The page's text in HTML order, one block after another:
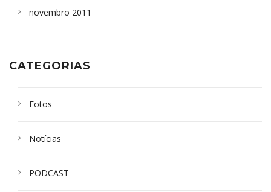
novembro 2011
CATEGORIAS
Fotos
Notícias
PODCAST